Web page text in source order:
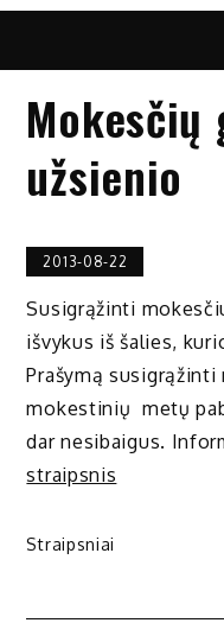
Mokesčių
užsienio
2013-08-22
Susigrąžinti
išvykus iš šalies,
Prašymą
mokestinių metų
dar nesibaigus.
straipsnis
Straipsniai